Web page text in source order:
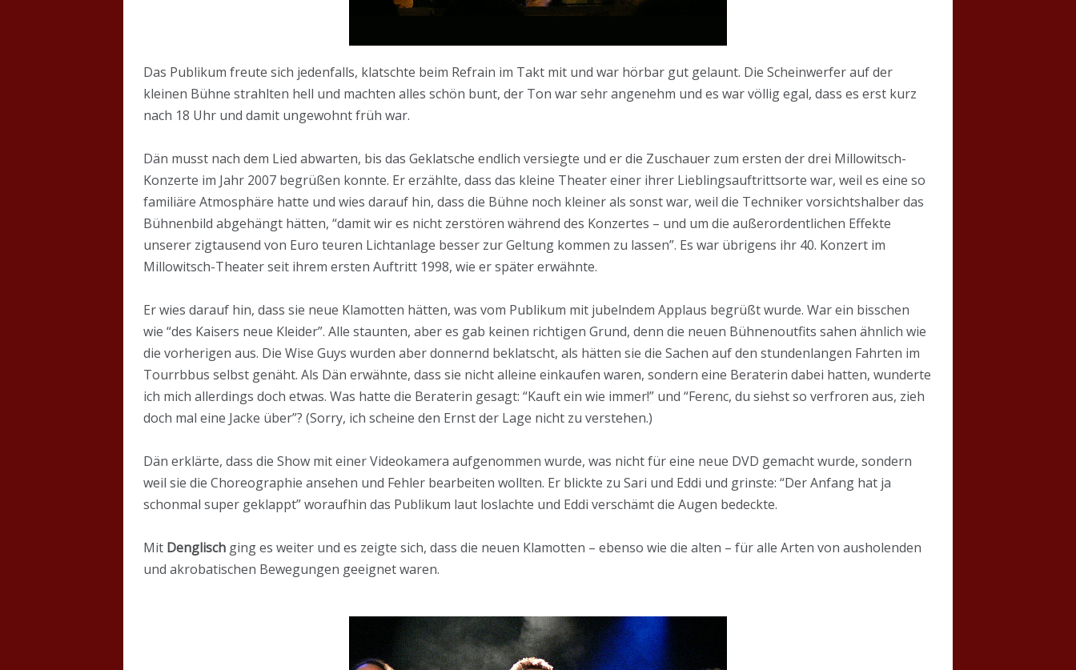
Das Publikum freute sich jedenfalls, klatschte beim Refrain im Takt mit und war hörbar gut gelaunt. Die Scheinwerfer auf der
kleinen Bühne strahlten hell und machten alles schön bunt, der Ton war sehr angenehm und es war völlig egal, dass es erst kurz
nach 18 Uhr und damit ungewohnt früh war.
Dän musst nach dem Lied abwarten, bis das Geklatsche endlich versiegte und er die Zuschauer zum ersten der drei Millowitsch-
Konzerte im Jahr 2007 begrüßen konnte. Er erzählte, dass das kleine Theater einer ihrer Lieblingsauftrittsorte war, weil es eine so
familiäre Atmosphäre hatte und wies darauf hin, dass die Bühne noch kleiner als sonst war, weil die Techniker vorsichtshalber das
Bühnenbild abgehängt hätten, “damit wir es nicht zerstören während des Konzertes – und um die außerordentlichen Effekte
unserer zigtausend von Euro teuren Lichtanlage besser zur Geltung kommen zu lassen”. Es war übrigens ihr 40. Konzert im
Millowitsch-Theater seit ihrem ersten Auftritt 1998, wie er später erwähnte.
Er wies darauf hin, dass sie neue Klamotten hätten, was vom Publikum mit jubelndem Applaus begrüßt wurde. War ein bisschen
wie “des Kaisers neue Kleider”. Alle staunten, aber es gab keinen richtigen Grund, denn die neuen Bühnenoutfits sahen ähnlich wie
die vorherigen aus. Die Wise Guys wurden aber donnernd beklatscht, als hätten sie die Sachen auf den stundenlangen Fahrten im
Tourrbbus selbst genäht. Als Dän erwähnte, dass sie nicht alleine einkaufen waren, sondern eine Beraterin dabei hatten, wunderte
ich mich allerdings doch etwas. Was hatte die Beraterin gesagt: “Kauft ein wie immer!” und “Ferenc, du siehst so verfroren aus, zieh
doch mal eine Jacke über”? (Sorry, ich scheine den Ernst der Lage nicht zu verstehen.)
Dän erklärte, dass die Show mit einer Videokamera aufgenommen wurde, was nicht für eine neue DVD gemacht wurde, sondern
weil sie die Choreographie ansehen und Fehler bearbeiten wollten. Er blickte zu Sari und Eddi und grinste: “Der Anfang hat ja
schonmal super geklappt” woraufhin das Publikum laut loslachte und Eddi verschämt die Augen bedeckte.
Mit Denglisch ging es weiter und es zeigte sich, dass die neuen Klamotten – ebenso wie die alten – für alle Arten von ausholenden
und akrobatischen Bewegungen geeignet waren.